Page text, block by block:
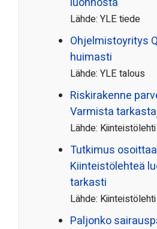
Lähde: YLE tiede
Ohjelmistoyritys
huimasti
Lähde: YLE talous
Riskirakenne
Varmista
Lähde: Kiinteistölehti
Tutkimus
Kiinteistölehteä
tarkasti
Lähde: Kiinteistölehti
Paljonko